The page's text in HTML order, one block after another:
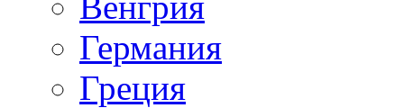
Германия
Греция